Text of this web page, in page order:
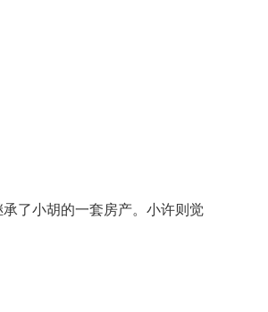
了小胡的一套房产。小许则觉